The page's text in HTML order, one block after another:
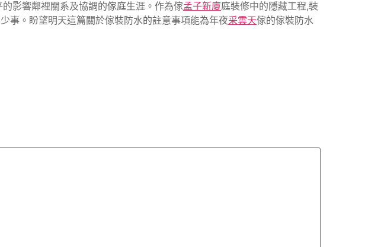
影響鄰裡關系及協調的傢庭生涯。作為傢孟子新廈庭裝修中的隱藏工程,裝
事。盼望明天這篇關於傢裝防水的註意事項能為年夜采雲天傢的傢裝防水